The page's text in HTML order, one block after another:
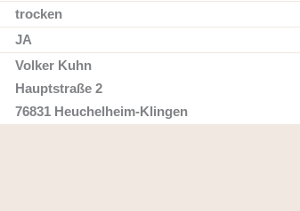
trocken
JA
Volker Kuhn
Hauptstraße 2
76831 Heuchelheim-Klingen